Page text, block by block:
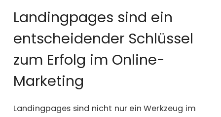
Landingpages sind ein
entscheidender Schlüssel
zum Erfolg im Online-
Marketing
Landingpages sind nicht nur ein Werkzeug im